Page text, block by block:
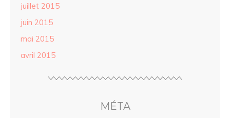
juillet 2015
juin 2015
mai 2015
avril 2015
MÉTA